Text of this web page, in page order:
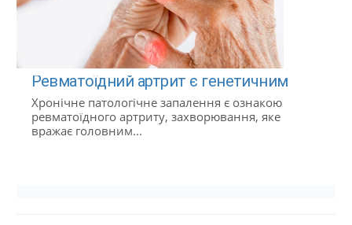
Ревматоїдний артрит є генетичним
Хронічне патологічне запалення є ознакою
ревматоїдного артриту, захворювання, яке
вражає головним...